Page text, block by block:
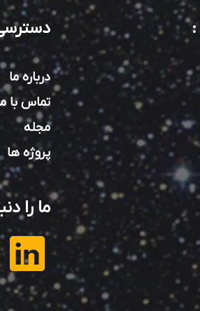
:
درباره ما
تماس با
مجله
پروژه ها
ما را